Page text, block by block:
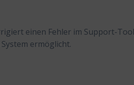
einen Fehler im Support-
ermöglicht.